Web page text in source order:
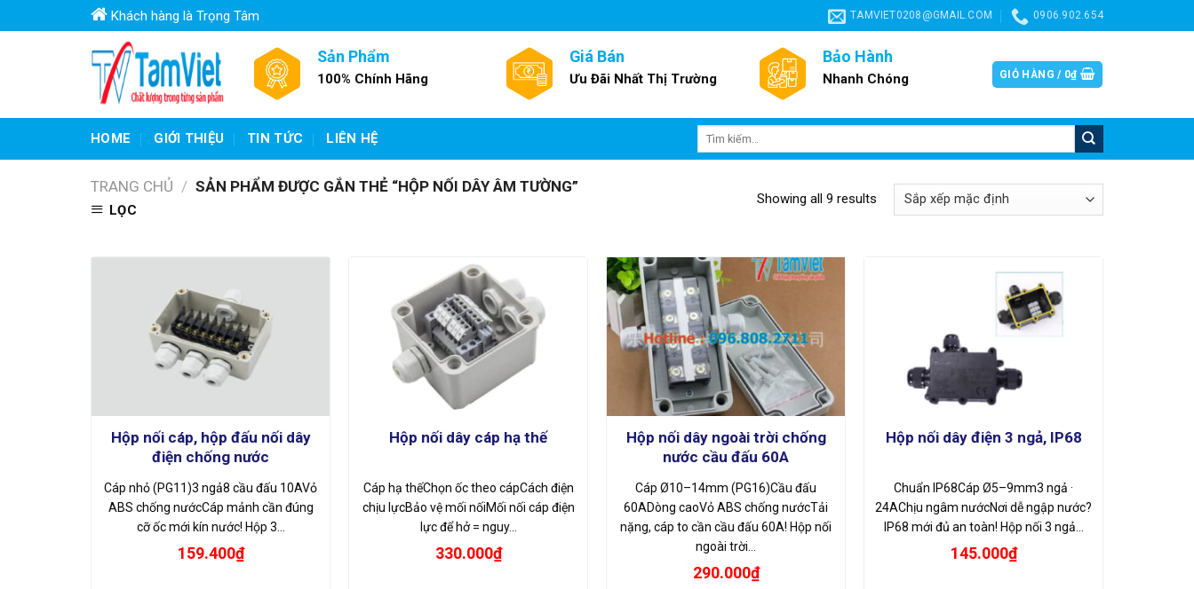
to
Khách hàng là Trọng Tâm TAMVIET0208@GMAIL.COM 0906.902.654
Sản Phẩm
100% Chính Hãng
Giá Bán
Ưu Đãi Nhất Thị Trường
Bảo Hành
Nhanh Chóng GIỎ HÀNG / 0₫
HOME GIỚI THIỆU TIN TỨC LIÊN HỆ
Tìm
TRANG CHỦ / SẢN PHẨM ĐƯỢC GẮN THẺ “HỘP NỐI DÂY ÂM TƯỜNG”
LỌC
Showing all 9 results
Hộp nối cáp, hộp đấu nối dây
điện chống nước
Cáp nhỏ (PG11)3 ngả8 cầu đấu 10AVỏ
ABS chống nướcCáp mảnh cần đúng
cỡ ốc mới kín nước! Hộp 3…
159.400₫
Hộp nối dây cáp hạ thế
Cáp hạ thếChọn ốc theo cápCách điện
chịu lựcBảo vệ mối nốiMối nối cáp điện
lực để hở = nguy…
330.000₫
Hộp nối dây ngoài trời chống
nước cầu đấu 60A
Cáp Ø10–14mm (PG16)Cầu đấu
60ADòng caoVỏ ABS chống nướcTải
nặng, cáp to cần cầu đấu 60A! Hộp nối
ngoài trời…
290.000₫
Hộp nối dây điện 3 ngả, IP68
Chuẩn IP68Cáp Ø5–9mm3 ngả ·
24AChịu ngâm nướcNơi dễ ngập nước?
IP68 mới đủ an toàn! Hộp nối 3 ngả…
145.000₫